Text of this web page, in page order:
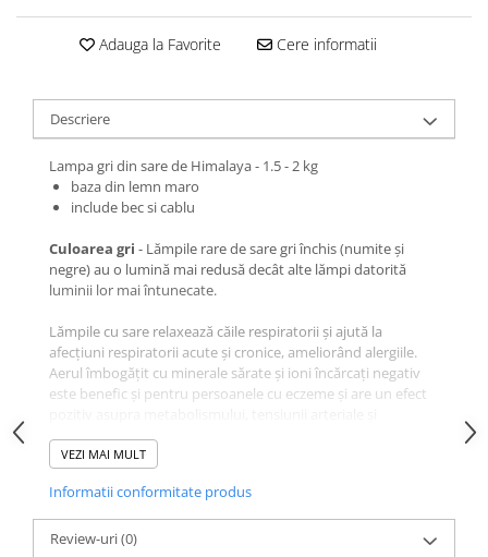
Adauga la Favorite Cere informatii
Descriere
Lampa gri din sare de Himalaya - 1.5 - 2 kg
baza din lemn maro
include bec si cablu
Culoarea gri - Lămpile rare de sare gri închis (numite și
negre) au o lumină mai redusă decât alte lămpi datorită
luminii lor mai întunecate.
Lămpile cu sare relaxează căile respiratorii și ajută la
afecțiuni respiratorii acute și cronice, ameliorând alergiile.
Aerul îmbogățit cu minerale sărate și ioni încărcați negativ
este benefic și pentru persoanele cu eczeme și are un efect
imunității.
respiratorii, persoanelor alergice, astmatice, persoanelor cu
imunitate slăbită, dar și fumătorilor sau persoanelor fără
energie.
VEZI MAI MULT
Informatii conformitate produs
Review-uri(0)